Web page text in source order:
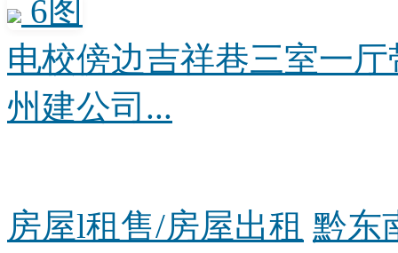
6图
电校傍边吉祥巷三室一
州建公司...
房屋l租售/房屋出租 黔东